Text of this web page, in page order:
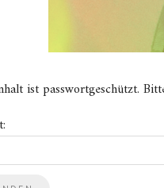
ist passwortgeschützt.